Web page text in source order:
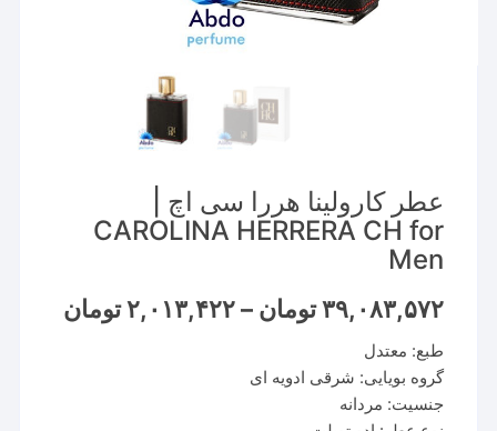
عطر کارولینا هررا سی اچ |
CAROLINA HERRERA CH for
Men
۳۹,۰۸۳,۵۷۲ تومان – ۲,۰۱۳,۴۲۲ تومان
طبع: معتدل
گروه بویایی: شرقی ادویه ای
جنسیت: مردانه